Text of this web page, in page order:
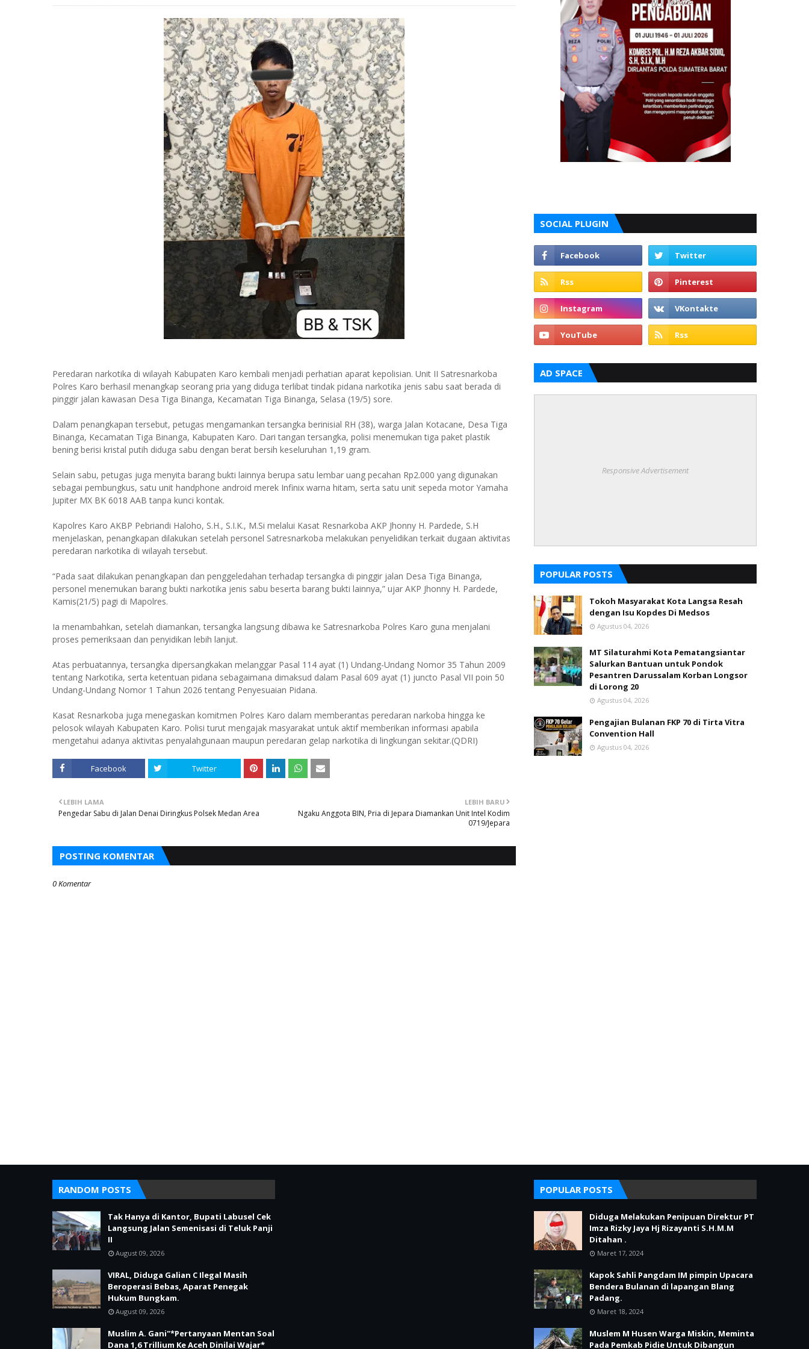
Peredaran narkotika di wilayah Kabupaten Karo kembali menjadi perhatian aparat kepolisian. Unit II Satresnarkoba
Polres Karo berhasil menangkap seorang pria yang diduga terlibat tindak pidana narkotika jenis sabu saat berada di
pinggir jalan kawasan Desa Tiga Binanga, Kecamatan Tiga Binanga, Selasa (19/5) sore.
Dalam penangkapan tersebut, petugas mengamankan tersangka berinisial RH (38), warga Jalan Kotacane, Desa Tiga
Binanga, Kecamatan Tiga Binanga, Kabupaten Karo. Dari tangan tersangka, polisi menemukan tiga paket plastik
bening berisi kristal putih diduga sabu dengan berat bersih keseluruhan 1,19 gram.
Selain sabu, petugas juga menyita barang bukti lainnya berupa satu lembar uang pecahan Rp2.000 yang digunakan
sebagai pembungkus, satu unit handphone android merek Infinix warna hitam, serta satu unit sepeda motor Yamaha
Jupiter MX BK 6018 AAB tanpa kunci kontak.
Kapolres Karo AKBP Pebriandi Haloho, S.H., S.I.K., M.Si melalui Kasat Resnarkoba AKP Jhonny H. Pardede, S.H
menjelaskan, penangkapan dilakukan setelah personel Satresnarkoba melakukan penyelidikan terkait dugaan aktivitas
peredaran narkotika di wilayah tersebut.
“Pada saat dilakukan penangkapan dan penggeledahan terhadap tersangka di pinggir jalan Desa Tiga Binanga,
personel menemukan barang bukti narkotika jenis sabu beserta barang bukti lainnya,” ujar AKP Jhonny H. Pardede,
Kamis(21/5) pagi di Mapolres.
Ia menambahkan, setelah diamankan, tersangka langsung dibawa ke Satresnarkoba Polres Karo guna menjalani
proses pemeriksaan dan penyidikan lebih lanjut.
Atas perbuatannya, tersangka dipersangkakan melanggar Pasal 114 ayat (1) Undang-Undang Nomor 35 Tahun 2009
tentang Narkotika, serta ketentuan pidana sebagaimana dimaksud dalam Pasal 609 ayat (1) juncto Pasal VII poin 50
Undang-Undang Nomor 1 Tahun 2026 tentang Penyesuaian Pidana.
Kasat Resnarkoba juga menegaskan komitmen Polres Karo dalam memberantas peredaran narkoba hingga ke
pelosok wilayah Kabupaten Karo. Polisi turut mengajak masyarakat untuk aktif memberikan informasi apabila
mengetahui adanya aktivitas penyalahgunaan maupun peredaran gelap narkotika di lingkungan sekitar.(QDRI)
Facebook Twitter
LEBIH BARU
Ngaku Anggota BIN, Pria di Jepara Diamankan Unit Intel Kodim
0719/Jepara
LEBIH LAMA
Pengedar Sabu di Jalan Denai Diringkus Polsek Medan Area
POSTING KOMENTAR
0 Komentar
SOCIAL PLUGIN
AD SPACE
Responsive Advertisement
POPULAR POSTS
Tokoh Masyarakat Kota Langsa Resah
dengan Isu Kopdes Di Medsos
Agustus 04, 2026
MT Silaturahmi Kota Pematangsiantar
Salurkan Bantuan untuk Pondok
Pesantren Darussalam Korban Longsor
di Lorong 20
Agustus 04, 2026
Pengajian Bulanan FKP 70 di Tirta Vitra
Convention Hall
Agustus 04, 2026
RANDOM POSTS
Tak Hanya di Kantor, Bupati Labusel Cek
Langsung Jalan Semenisasi di Teluk Panji
II
August 09, 2026
VIRAL, Diduga Galian C Ilegal Masih
Beroperasi Bebas, Aparat Penegak
Hukum Bungkam.
August 09, 2026
Muslim A. Gani"*Pertanyaan Mentan Soal
Dana 1,6 Trillium Ke Aceh Dinilai Wajar*
POPULAR POSTS
Diduga Melakukan Penipuan Direktur PT
Imza Rizky Jaya Hj Rizayanti S.H.M.M
Ditahan .
Maret 17, 2024
Kapok Sahli Pangdam IM pimpin Upacara
Bendera Bulanan di lapangan Blang
Padang.
Maret 18, 2024
Muslem M Husen Warga Miskin, Meminta
Pada Pemkab Pidie Untuk Dibangun